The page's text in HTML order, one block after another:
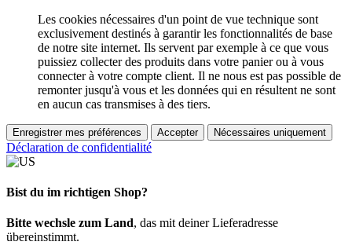
Les cookies nécessaires d'un point de vue technique sont
exclusivement destinés à garantir les fonctionnalités de base
de notre site internet. Ils servent par exemple à ce que vous
puissiez collecter des produits dans votre panier ou à vous
connecter à votre compte client. Il ne nous est pas possible de
remonter jusqu'à vous et les données qui en résultent ne sont
en aucun cas transmises à des tiers.
Enregistrer mes préférences Accepter Nécessaires uniquement
Déclaration de confidentialité
Bist du im richtigen Shop?
Bitte wechsle zum Land, das mit deiner Lieferadresse
übereinstimmt.